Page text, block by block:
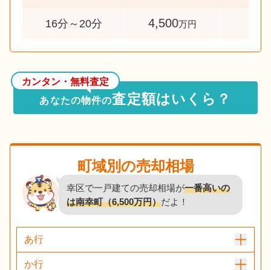
16分～20分 4,500万円
カンタン・無料査定
あなたの物件の査定額はいくら？
町域別の売却相場
幸区で一戸建ての売却相場が一番高いの
は南幸町（6,500万円）だよ！
あ行
か行